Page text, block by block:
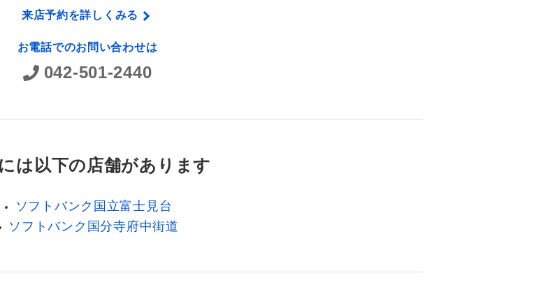
来店予約を詳しくみる
お電話でのお問い合わせは
042-501-2440
は以下の店舗があります
ソフトバンク国立富士見台
ソフトバンク国分寺府中街道